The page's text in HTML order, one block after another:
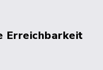
Erreichbarkeit